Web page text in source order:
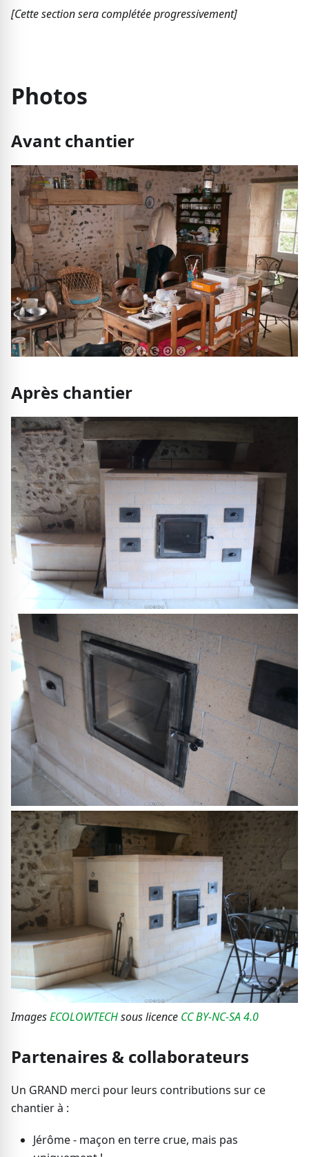
[Cette section sera complétée progressivement]
Photos
Avant chantier
Après chantier
ImagesECOLOWTECHsous licence CC BY-NC-SA 4.0
Partenaires & collaborateurs
Un GRAND merci pour leurs contributions sur ce
chantier à :
Jérôme - maçon en terre crue, mais pas